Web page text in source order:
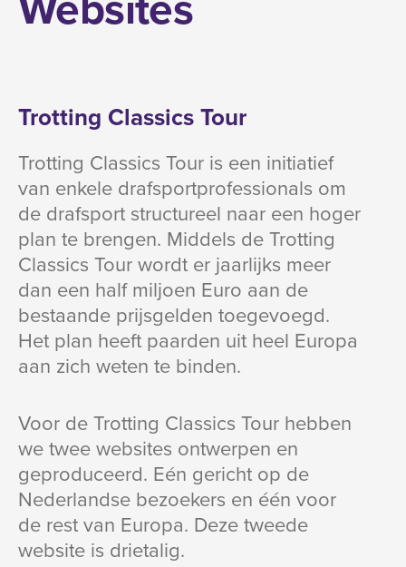
Trotting Classics Tour
Trotting Classics Tour is een initiatief
van enkele drafsportprofessionals om
de drafsport structureel naar een hoger
plan te brengen. Middels de Trotting
Classics Tour wordt er jaarlijks meer
dan een half miljoen Euro aan de
bestaande prijsgelden toegevoegd.
Het plan heeft paarden uit heel Europa
aan zich weten te binden.
Voor de Trotting Classics Tour hebben
we twee websites ontwerpen en
geproduceerd. Eén gericht op de
Nederlandse bezoekers en één voor
de rest van Europa. Deze tweede
website is drietalig.